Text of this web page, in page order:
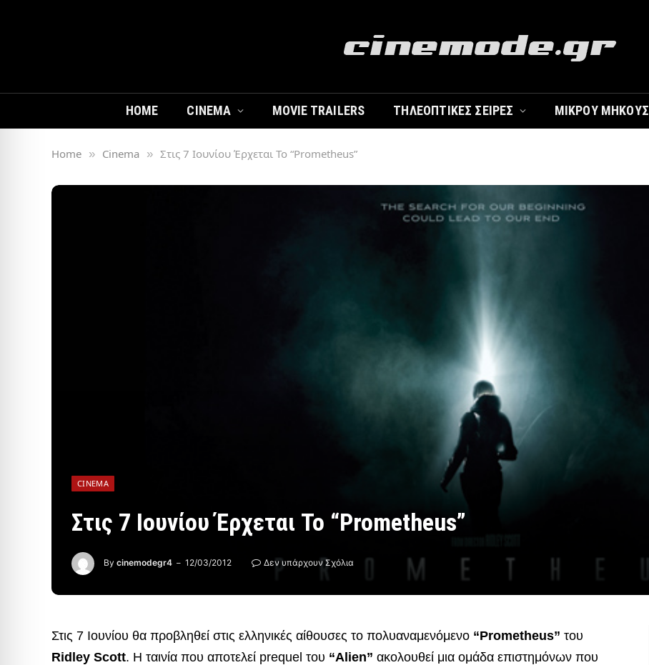
HOME CINEMA MOVIE TRAILERS ΤΗΛΕΟΠΤΙΚΈΣ ΣΕΙΡΈΣ ΜΙΚΡΟΎ ΜΉΚΟΥΣ
Home » Cinema » Στις 7 Ιουνίου Έρχεται Το “Prometheus”
CINEMA
Στις 7 Ιουνίου Έρχεται Το “Prometheus”
By cinemodegr4 12/03/2012 Δεν υπάρχουν Σχόλια
Στις 7 Ιουνίου θα προβληθεί στις ελληνικές αίθουσες το πολυαναμενόμενο “Prometheus” του
Ridley Scott. H ταινία που αποτελεί prequel του “Alien” ακολουθεί μια ομάδα επιστημόνων που